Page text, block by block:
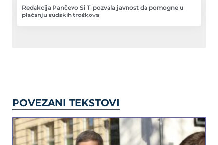
Redakcija Pančevo Si Ti pozvala javnost da pomogne u
plaćanju sudskih troškova
POVEZANI TEKSTOVI